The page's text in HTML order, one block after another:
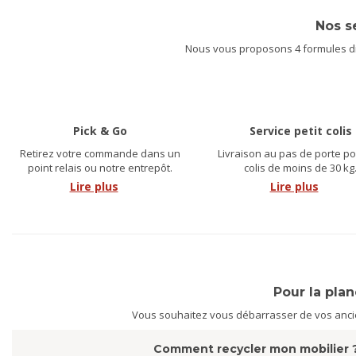
Nos
Nous vous proposons 4 formules
Pick & Go
Retirez votre commande dans un
point relais ou notre entrepôt.
Lire plus
Service petit colis
Livraison au pas de porte
colis de moins de 30 kg.
Lire plus
Pour la
Vous souhaitez vous débarrasser de vos
Comment recycler mon mobilier